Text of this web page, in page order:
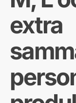
extra